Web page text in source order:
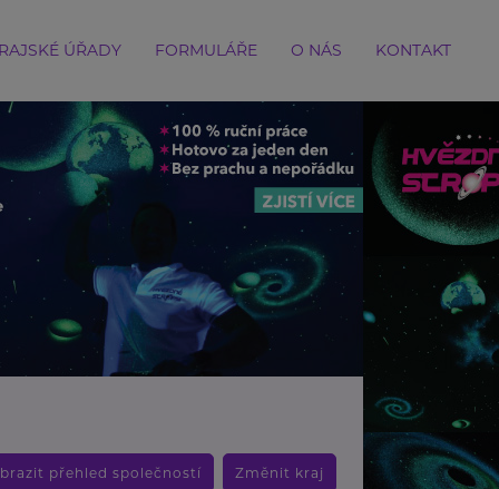
ÚŘADY FORMULÁŘE O NÁS KONTAKT
přehled společností Změnit kraj